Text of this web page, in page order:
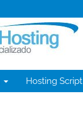
Hosting Script